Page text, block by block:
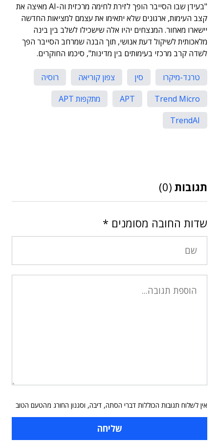
"בעידן שבו הסייבר הופך לזירת לחימה מרכזית וה-AI מאיצה את
קצב העימות, ארגונים שלא יתאימו את עצמם למציאות החדשה
יישארו מאחור. המנצחים יהיו אלה שישכילו לשלב בין בינה
מלאכותית לשיקול דעת אנושי, תוך הבנה שמרחב הסייבר הפך
לשדה קרב מרכזי בעימותים בין מדינות", סיכמו החוקרים.
טרנד-מיקרו סין צפון קוריאה
רוסיה
Trend Micro
APT
מתקפות APT
TrendAI
תגובות (0)
שדות החובה מסומנים *
אין לשלוח תגובות הכוללות דברי הסתה, דיבה, וסגנון החורג מהטעם הטוב